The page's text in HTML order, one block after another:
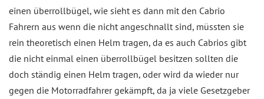
einen überrollbügel, wie sieht es dann mit den Cabrio
Fahrern aus wenn die nicht angeschnallt sind, müssten sie
rein theoretisch einen Helm tragen, da es auch Cabrios gibt
die nicht einmal einen überrollbügel besitzen sollten die
doch ständig einen Helm tragen, oder wird da wieder nur
gegen die Motorradfahrer gekämpft, da ja viele Gesetzgeber